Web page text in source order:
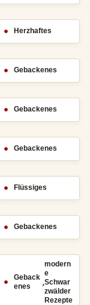
Herzhaftes
Gebackenes
Gebackenes
Gebackenes
Flüssiges
Gebackenes
Geback
enes
,
modern
e
Schwar
zwälder
Rezepte